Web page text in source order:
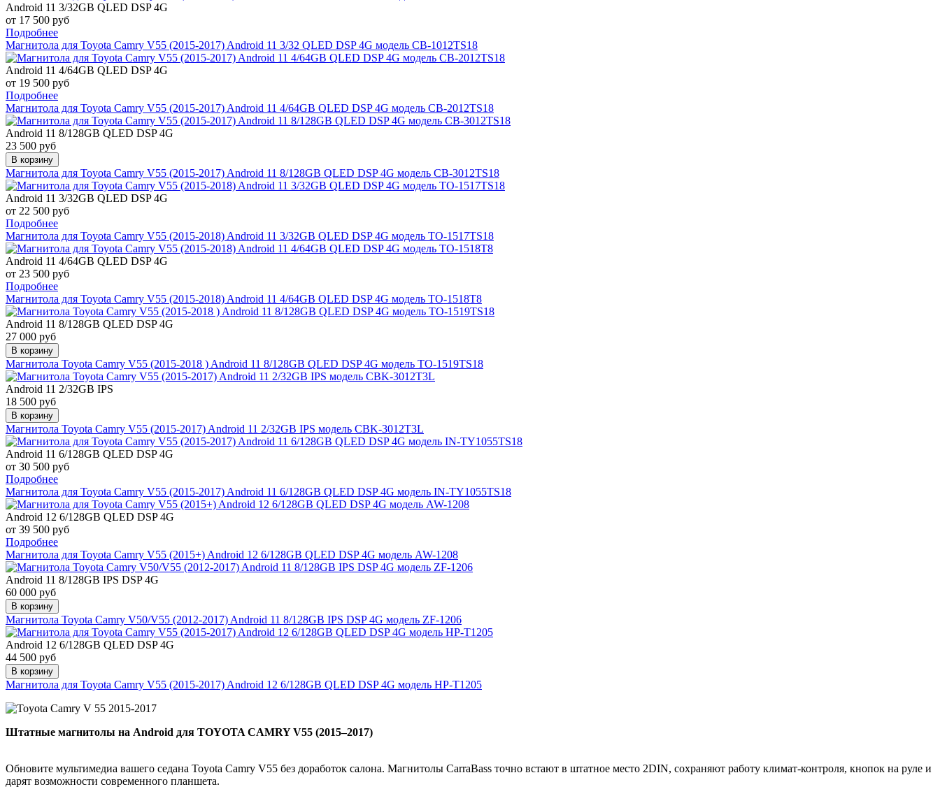
Android 11 3/32GB QLED DSP 4G
от 17 500 руб
Подробнее
Магнитола для Toyota Camry V55 (2015-2017) Android 11 3/32 QLED DSP 4G модель CB-1012TS18
Android 11 4/64GB QLED DSP 4G
от 19 500 руб
Подробнее
Магнитола для Toyota Camry V55 (2015-2017) Android 11 4/64GB QLED DSP 4G модель CB-2012TS18
Android 11 8/128GB QLED DSP 4G
23 500 руб
В корзину
Магнитола для Toyota Camry V55 (2015-2017) Android 11 8/128GB QLED DSP 4G модель CB-3012TS18
Android 11 3/32GB QLED DSP 4G
от 22 500 руб
Подробнее
Магнитола для Toyota Camry V55 (2015-2018) Android 11 3/32GB QLED DSP 4G модель TO-1517TS18
Android 11 4/64GB QLED DSP 4G
от 23 500 руб
Подробнее
Магнитола для Toyota Camry V55 (2015-2018) Android 11 4/64GB QLED DSP 4G модель TO-1518T8
Android 11 8/128GB QLED DSP 4G
27 000 руб
В корзину
Магнитола Toyota Camry V55 (2015-2018 ) Android 11 8/128GB QLED DSP 4G модель TO-1519TS18
Android 11 2/32GB IPS
18 500 руб
В корзину
Магнитола Toyota Camry V55 (2015-2017) Android 11 2/32GB IPS модель CBK-3012T3L
Android 11 6/128GB QLED DSP 4G
от 30 500 руб
Подробнее
Магнитола для Toyota Camry V55 (2015-2017) Android 11 6/128GB QLED DSP 4G модель IN-TY1055TS18
Android 12 6/128GB QLED DSP 4G
от 39 500 руб
Подробнее
Магнитола для Toyota Camry V55 (2015+) Android 12 6/128GB QLED DSP 4G модель AW-1208
Android 11 8/128GB IPS DSP 4G
60 000 руб
В корзину
Магнитола Toyota Camry V50/V55 (2012-2017) Android 11 8/128GB IPS DSP 4G модель ZF-1206
Android 12 6/128GB QLED DSP 4G
44 500 руб
В корзину
Магнитола для Toyota Camry V55 (2015-2017) Android 12 6/128GB QLED DSP 4G модель HP-T1205
Штатные магнитолы на Android для TOYOTA CAMRY V55 (2015–2017)
Обновите мультимедиа вашего седана Toyota Camry V55 без доработок салона. Магнитолы CarraBass точно встают в штатное место 2DIN, сохраняют работу климат-контроля, кнопок на руле и
дарят возможности современного планшета.